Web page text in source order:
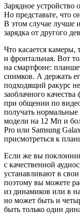
Зарядное устройство
Но представьте, что
В этом случае лучше
зарядка от другого
Что касается камеры,
и фронтальная. Вот
на смартфоне:
снимков. А держать
подходящий ракурс
заоблачного
при общении по
получать
модели на 12 Мп и
Pro или Samsung
присмотреться к
Если же вы
с качественной
устанавливают в
поэтому вы можете
из динамиков или в
но может быть и
быть только один